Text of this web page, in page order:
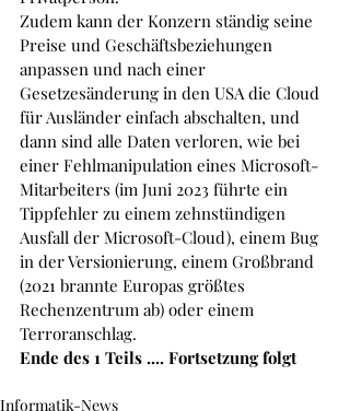
Zudem kann der Konzern ständig seine
Preise und Geschäftsbeziehungen
anpassen und nach einer
Gesetzesänderung in den USA die Cloud
für Ausländer einfach abschalten, und
dann sind alle Daten verloren, wie bei
einer Fehlmanipulation eines Microsoft-
Mitarbeiters (im Juni 2023 führte ein
Tippfehler zu einem zehnstündigen
Ausfall der Microsoft-Cloud), einem Bug
in der Versionierung, einem Großbrand
(2021 brannte Europas größtes
Rechenzentrum ab) oder einem
Terroranschlag.
Ende des 1 Teils .... Fortsetzung folgt
Informatik-News